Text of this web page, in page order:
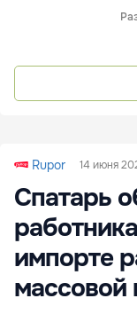
Rupor 14 июня
Спатарь
импорте
массовой